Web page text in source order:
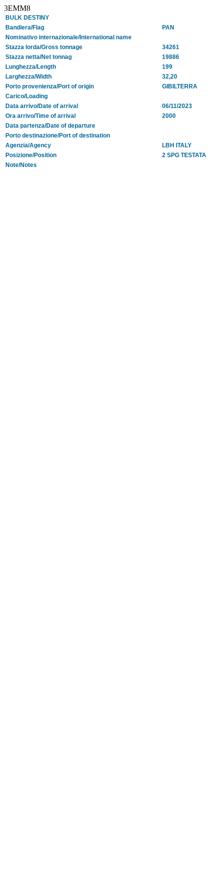
3EMM8
BULK DESTINY
Bandiera/Flag
PAN
Nominativo internazionale/International name
Stazza lorda/Gross tonnage
34261
Stazza netta/Net tonnag
19886
Lunghezza/Length
199
Larghezza/Width
32,20
Porto provenienza/Port of origin
GIBILTERRA
Carico/Loading
Data arrivo/Date of arrival
06/11/2023
Ora arrivo/Time of arrival
2000
Data partenza/Date of departure
Porto destinazione/Port of destination
Agenzia/Agency
LBH ITALY
Posizione/Position
2 SPG TESTATA
Note/Notes